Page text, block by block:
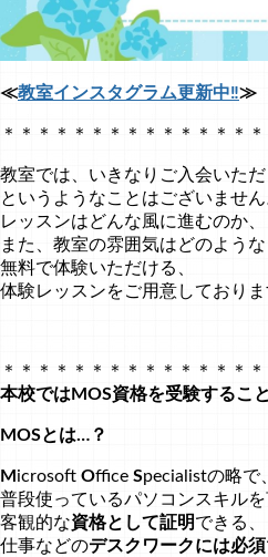
≪教室インスタグラム更新中‼≫
＊＊＊＊＊＊＊＊＊＊＊＊＊＊
教室では、いきなりご入会いただ
というようなことはございません
レッスンはどんな風に進むのか、
また、教室の雰囲気はどのよう
無料で体験いただける、
体験レッスンをご用意しておりま
＊＊＊＊＊＊＊＊＊＊＊＊＊＊
本校ではMOS資格を受験するこ
MOSとは…？
M icrosoft Office Specialistの略で、
普段使っているパソコンスキルを
客観的な資格として証明できる、
仕事などのデスクワークには必須